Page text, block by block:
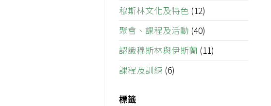
穆斯林文化及特色 (12)
聚會、課程及活動 (40)
認識穆斯林與伊斯蘭 (11)
課程及訓練 (6)
標籤